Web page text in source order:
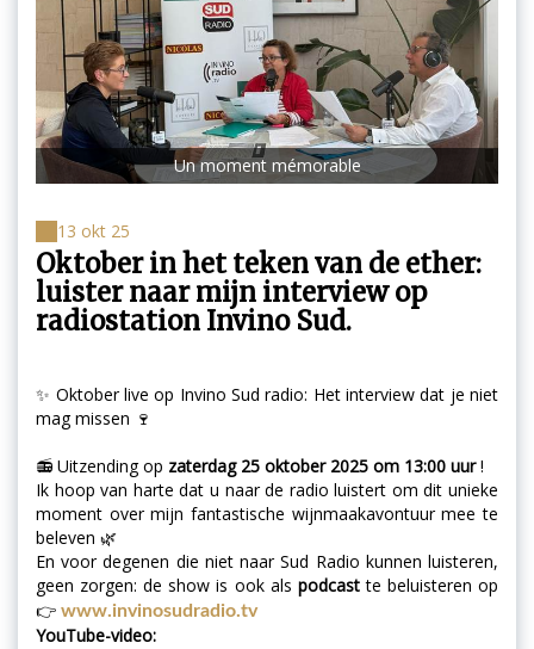
Un moment mémorable
13 okt 25
Oktober in het teken van de ether:
luister naar mijn interview op
radiostation Invino Sud.
✨ Oktober live op Invino Sud radio: Het interview dat je niet
mag missen 🍷
📻 Uitzending op zaterdag 25 oktober 2025 om 13:00 uur!
Ik hoop van harte dat u naar de radio luistert om dit unieke
moment over mijn fantastische wijnmaakavontuur mee te
beleven 🌿
En voor degenen die niet naar Sud Radio kunnen luisteren,
geen zorgen: de show is ook als podcastte beluisteren op
👉 www.invinosudradio.tv
YouTube-video: